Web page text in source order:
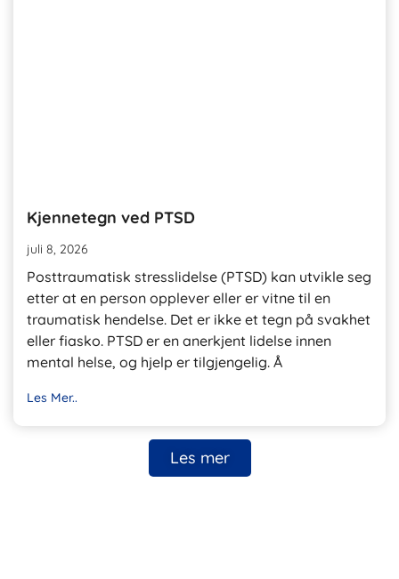
Kjennetegn ved PTSD
juli 8, 2026
Posttraumatisk stresslidelse (PTSD) kan utvikle seg
etter at en person opplever eller er vitne til en
traumatisk hendelse. Det er ikke et tegn på svakhet
eller fiasko. PTSD er en anerkjent lidelse innen
mental helse, og hjelp er tilgjengelig. Å
Les Mer..
Les mer